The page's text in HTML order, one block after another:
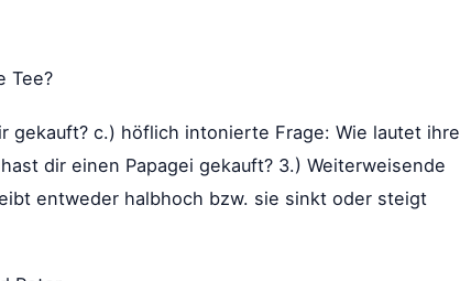
Tee?
gekauft? c.) höflich intonierte Frage: Wie lautet ihre
dir einen Papagei gekauft? 3.) Weiterweisende
entweder halbhoch bzw. sie sinkt oder steigt